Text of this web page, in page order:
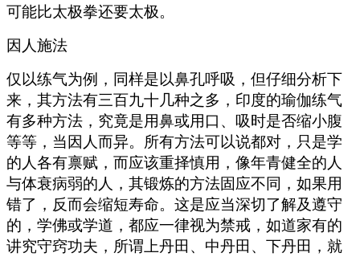
可能比太极拳还要太极。
因人施法
仅以练气为例，同样是以鼻孔呼吸，但仔细分析下
来，其方法有三百九十几种之多，印度的瑜伽练气
有多种方法，究竟是用鼻或用口、吸时是否缩小腹
等等，当因人而异。所有方法可以说都对，只是学
的人各有禀赋，而应该重择慎用，像年青健全的人
与体衰病弱的人，其锻炼的方法固应不同，如果用
错了，反而会缩短寿命。这是应当深切了解及遵守
的，学佛或学道，都应一律视为禁戒，如道家有的
讲究守窍功夫，所谓上丹田、中丹田、下丹田，就